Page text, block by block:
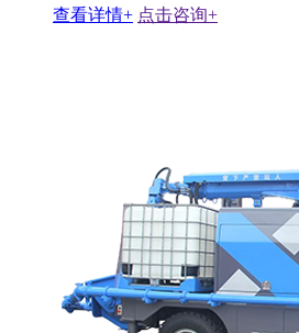
查看详情+ 点击咨询+